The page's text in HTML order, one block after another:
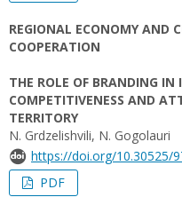
REGIONAL ECONOMY AND
COOPERATION
THE ROLE OF BRANDING IN
COMPETITIVENESS AND
TERRITORY
N. Grdzelishvili, N. Gogolauri
https://doi.org/10.30525/
PDF